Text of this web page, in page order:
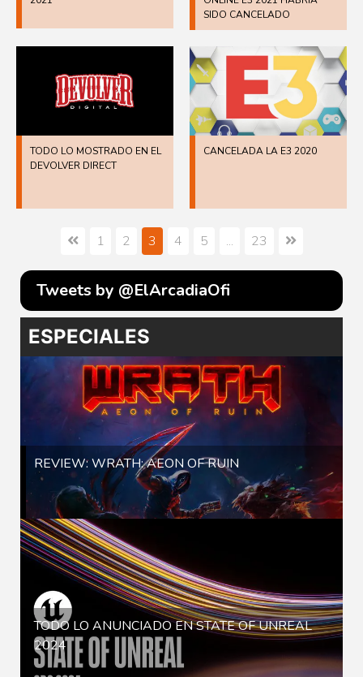
SIDO CANCELADO
TODO LO MOSTRADO EN EL
DEVOLVER DIRECT
CANCELADA LA E3 2020
1 2 3 4 5 ... 23
Tweets by @ElArcadiaOfi
ESPECIALES
REVIEW: WRATH: AEON OF RUIN
TODO LO ANUNCIADO EN STATE OF UNREAL
2024